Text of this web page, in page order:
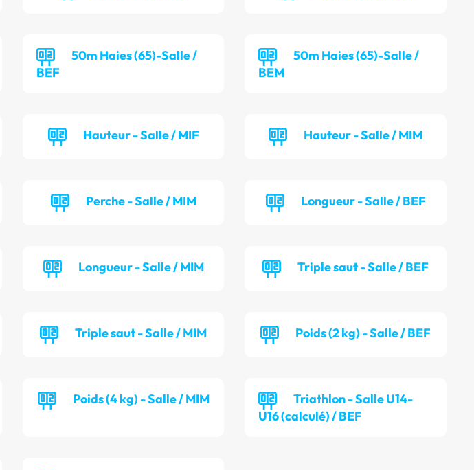
50m Haies (65)-Salle /
BEF
50m Haies (65)-Salle /
BEM
Hauteur - Salle / MIF Hauteur - Salle / MIM
Perche - Salle / MIM Longueur - Salle / BEF
Longueur - Salle / MIM Triple saut - Salle / BEF
Triple saut - Salle / MIM Poids (2 kg) - Salle / BEF
Poids (4 kg) - Salle / MIM
Triathlon - Salle U14-
U16 (calculé) / BEF